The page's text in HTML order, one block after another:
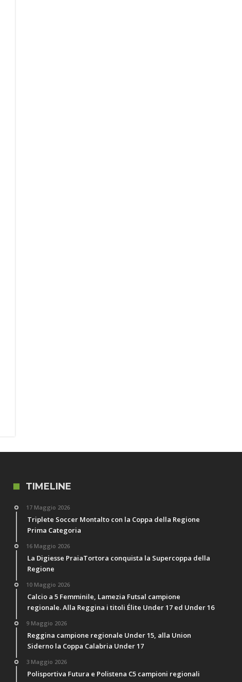
TIMELINE
17 Maggio 2026
Triplete Soccer Montalto con la Coppa della Regione
Prima Categoria
16 Maggio 2026
La Digiesse PraiaTortora conquista la Supercoppa della
Regione
10 Maggio 2026
Calcio a 5 Femminile, Lamezia Futsal campione
regionale. Alla Reggina i titoli Élite Under 17 ed Under 16
9 Maggio 2026
Reggina campione regionale Under 15, alla Union
Siderno la Coppa Calabria Under 17
3 Maggio 2026
Polisportiva Futura e Polistena C5 campioni regionali